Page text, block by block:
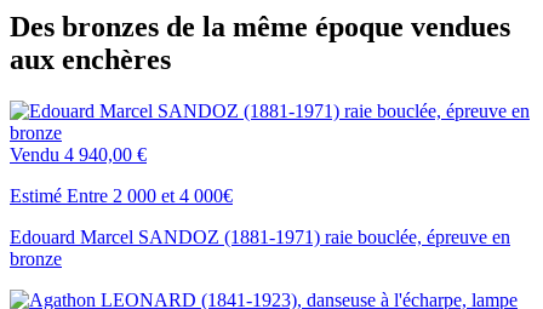
Des bronzes de la même époque vendues
aux enchères
Vendu 4 940,00 €
Estimé Entre 2 000 et 4 000€
Edouard Marcel SANDOZ (1881-1971) raie bouclée, épreuve en
bronze